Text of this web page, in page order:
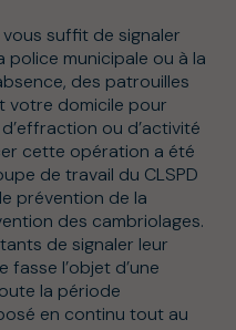
suffit de signaler
municipale ou à la
des patrouilles
votre domicile pour
ou d’activité
cette opération a été
de travail du CLSPD
prévention de la
des cambriolages.
de signaler leur
l’objet d’une
la période
en continu tout au